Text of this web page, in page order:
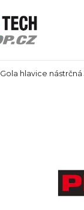
Gola hlavice nástrčná